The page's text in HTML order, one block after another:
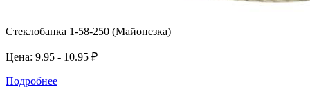
Стеклобанка 1-58-250 (Майонезка)
Цена: 9.95 - 10.95 ₽
Подробнее